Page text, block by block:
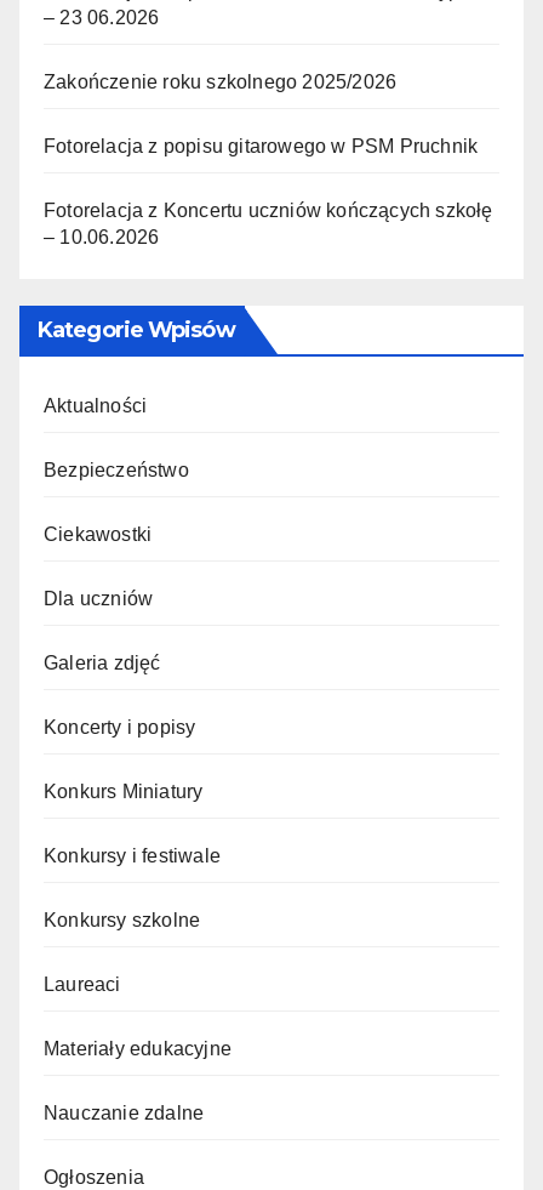
– 23 06.2026
Zakończenie roku szkolnego 2025/2026
Fotorelacja z popisu gitarowego w PSM Pruchnik
Fotorelacja z Koncertu uczniów kończących szkołę
– 10.06.2026
Kategorie Wpisów
Aktualności
Bezpieczeństwo
Ciekawostki
Dla uczniów
Galeria zdjęć
Koncerty i popisy
Konkurs Miniatury
Konkursy i festiwale
Konkursy szkolne
Laureaci
Materiały edukacyjne
Nauczanie zdalne
Ogłoszenia